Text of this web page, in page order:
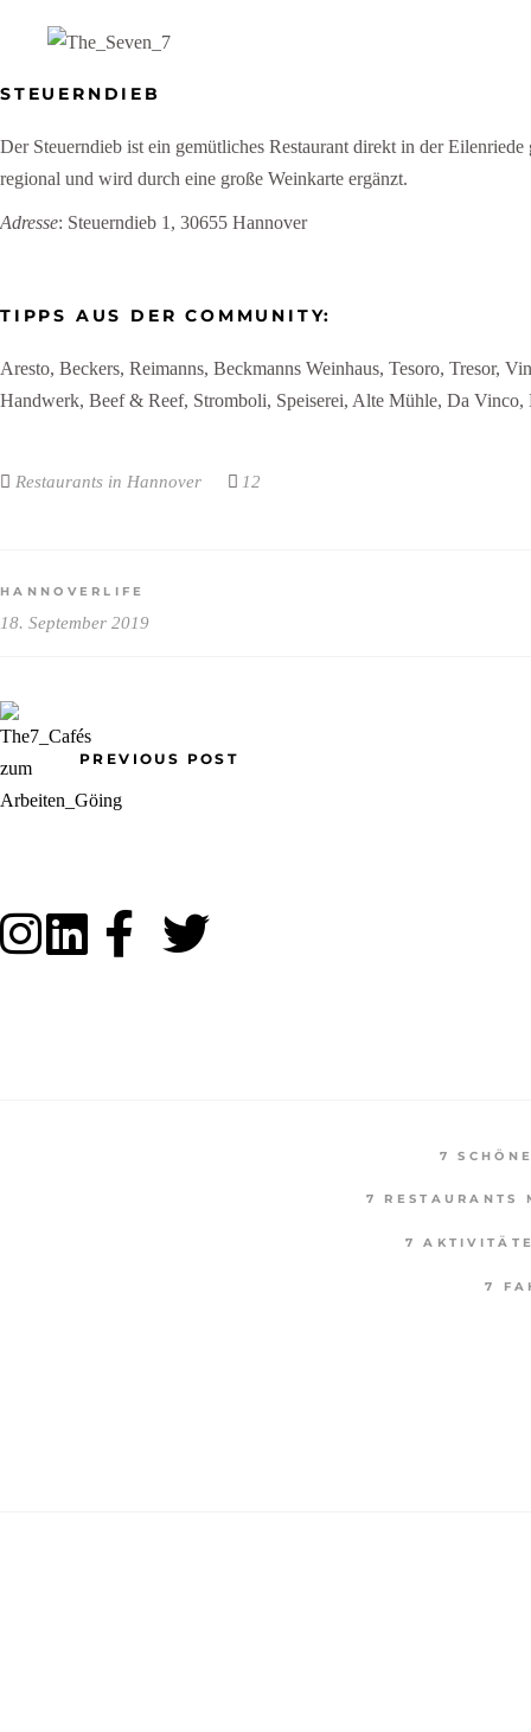
STEUERNDIEB
Der Steuerndieb ist ein gemütliches Restaurant direkt in der
regional und wird durch eine große Weinkarte ergänzt.
Adresse: Steuerndieb 1, 30655 Hannover
TIPPS AUS DER COMMUNITY:
Aresto, Beckers, Reimanns, Beckmanns Weinhaus, Tesoro, Tresor,
Handwerk, Beef & Reef, Stromboli, Speiserei, Alte Mühle, Da
Restaurants in Hannover 12
HANNOVERLIFE
18. September 2019
PREVIOUS POST
7
7 RESTAURANTS
7
7